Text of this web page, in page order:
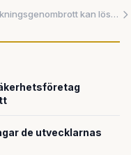
Forskningsgenombrott kan lösa säkerhetsparadoxen – AI-modeller för lokal drift
de utvecklarnas